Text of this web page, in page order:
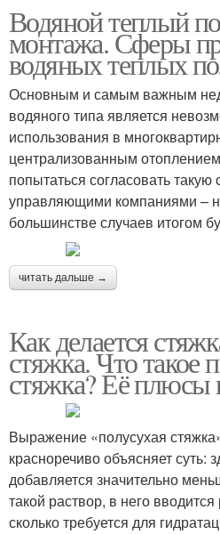
Водяной теплый
монтажа. Сферы
водяных теплых
Основным и самым важным
водяного типа является
использования в
централизованным
попытаться согласовать
управляющими компаниями –
большинстве случаев итогом
читать дальше →
Как делается
стяжка. Что такое
стяжка? Её
Выражение «полусухая
красноречиво объясняет суть:
добавляется значительно
такой раствор, в него
сколько требуется для